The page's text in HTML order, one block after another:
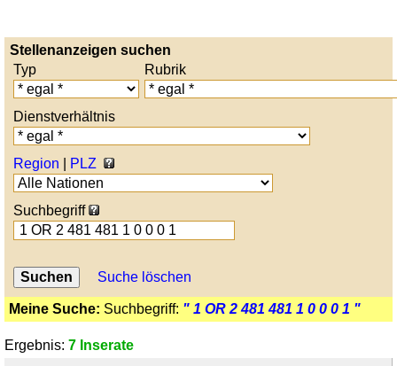
Stellenanzeigen suchen
Typ
Rubrik
Dienstverhältnis
Region PLZ
Suchbegriff
Suche löschen
Meine Suche: Suchbegriff: " 1 OR 2 481 481 1 0 0 0 1 "
Ergebnis: 7 Inserate